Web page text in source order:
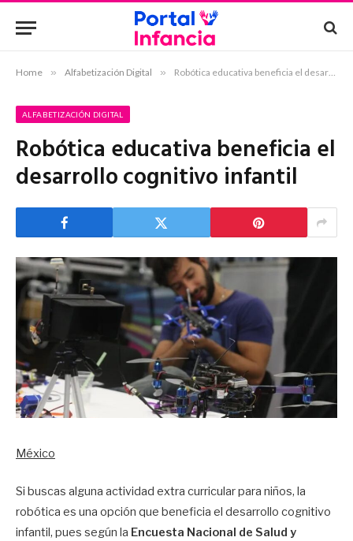
Home » Alfabetización Digital » Robótica educativa beneficia el desarrollo cognitivo infantil
ALFABETIZACIÓN DIGITAL
Robótica educativa beneficia el
desarrollo cognitivo infantil
México
Si buscas alguna actividad extra curricular para niños, la
robótica es una opción que beneficia el desarrollo cognitivo
infantil, pues según la Encuesta Nacional de Salud y